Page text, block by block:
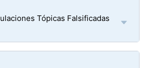
Tópicas Falsificadas